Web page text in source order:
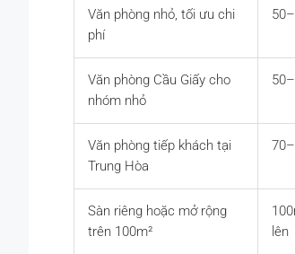
Văn phòng nhỏ, tối ưu chi
phí
Văn phòng Cầu Giấy cho
nhóm nhỏ
Văn phòng tiếp khách tại
Trung Hòa
Sàn riêng hoặc mở rộng
trên 100m²
lên